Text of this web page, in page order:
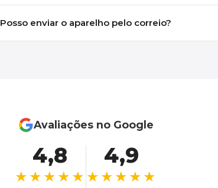
Posso enviar o aparelho pelo correio?
Avaliações no Google
4,8
★★★★★
4,9
★★★★★